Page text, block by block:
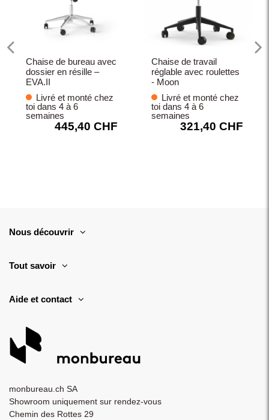
Chaise de bureau avec
dossier en résille –
EVA.II
Livré et monté chez
toi dans 4 à 6
semaines
445,40 CHF
Chaise de travail
réglable avec roulettes
- Moon
Livré et monté chez
toi dans 4 à 6
semaines
321,40 CHF
Nous découvrir
Tout savoir
Aide et contact
monbureau.ch SA
Showroom uniquement sur rendez-vous
Chemin des Rottes 29